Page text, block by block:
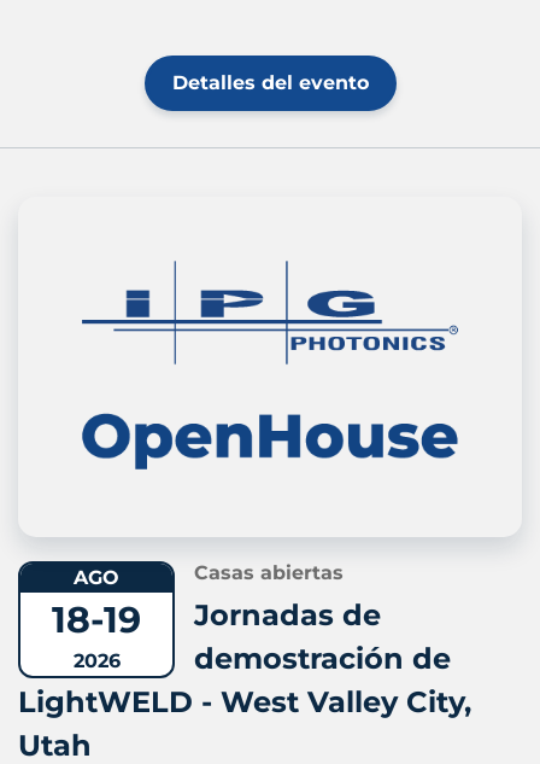
Detalles del evento
AGO
18-19
2026
Casas abiertas
Jornadas de
demostración de
LightWELD - West Valley City,
Utah